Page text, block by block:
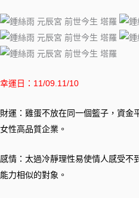
幸運日：11/09.11/10
財運：雞蛋不放在同一個籃子，資金
女性高品質企業。
感情：太過冷靜理性易使情人感受不
能力相似的對象。